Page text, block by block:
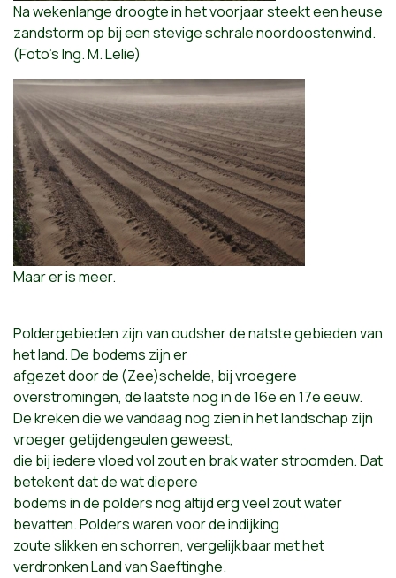
Na wekenlange droogte in het voorjaar steekt een heuse
zandstorm op bij een stevige schrale noordoostenwind.
(Foto’s Ing. M. Lelie)
Maar er is meer.
Poldergebieden zijn van oudsher de natste gebieden van
het land. De bodems zijn er
afgezet door de (Zee)schelde, bij vroegere
overstromingen, de laatste nog in de 16e en 17e eeuw.
De kreken die we vandaag nog zien in het landschap zijn
vroeger getijdengeulen geweest,
die bij iedere vloed vol zout en brak water stroomden. Dat
betekent dat de wat diepere
bodems in de polders nog altijd erg veel zout water
bevatten. Polders waren voor de indijking
zoute slikken en schorren, vergelijkbaar met het
verdronken Land van Saeftinghe.